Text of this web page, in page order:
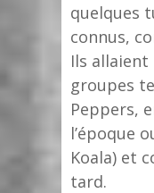
quelques
connus,
Ils allaient
groupes
Peppers,
l’époque
Koala) et
tard.